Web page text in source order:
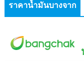
ราคาน้ำมันบางจาก